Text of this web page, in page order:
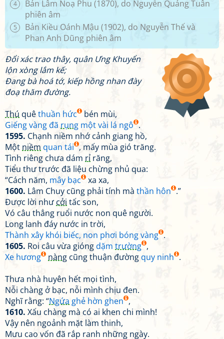
4
Bản Lâm Noạ Phu (1870), do Nguyễn Quảng Tuân
phiên âm
5
Bản Kiều Oánh Mậu (1902), do Nguyễn Thế và
Phan Anh Dũng phiên âm
Đổi xác trao thây, quân Ưng Khuyển
lộn xòng lắm kế;
Đang bà hoá tớ, kiếp hồng nhan đày
đoạ thăm đường.
Thú quêthuần hức
bén mùi,
Giếng vàng đã rụng một vài lá ngô .
1595. Chạnh niềm nhớ cảnh giang hồ,
Một niềm quan tái , mấy mùa gió trăng.
Tình riêng chưa dám rỉ răng,
Tiểu thư trước đã liệu chừng nhủ qua:
“Cách năm, mây bạc
xa xa,
1600. Lâm Chuy cũng phải tính mà thần hôn .”
Được lời như cởi tấc son,
Vó câu thẳng ruổi nước non quê người.
Long lanh đáy nước in trời,
Thành xây khói biếc, non phơi bóng vàng .
1605. Roi câu vừa gióngdặm trường ,
Xe hương
nàng cũng thuận đườngquy ninh .
Thưa nhà huyên hết mọi tình,
Nỗi chàng ở bạc, nỗi mình chịu đen.
Nghĩ rằng: “Ngứa ghẻ hờn ghen ,
1610. Xấu chàng mà có ai khen chi mình!
Vậy nên ngoảnh mặt làm thinh,
Mưu cao vốn đã rắp ranh những ngày.